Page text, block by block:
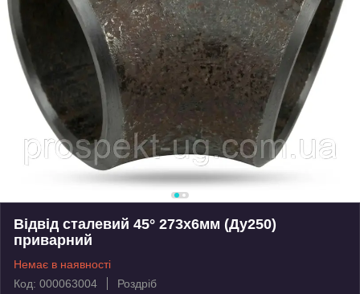
Відвід сталевий 45° 273х6мм (Ду250)
приварний
Немає в наявності
Код: 000063004
Роздріб